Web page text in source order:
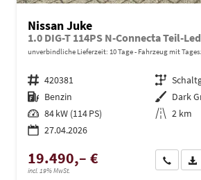
Nissan Juke
unverbindliche Lieferzeit: 10 Tage Fahrzeug mit
Fahrzeugnr. 420381 Getriebe
Kraftstoff Benzin Außenfarbe Dark
Leistung 84 kW (114 PS) Kilometerstand 2 km
27.04.2026
19.490,– €
incl. 19% MwSt.
Wir